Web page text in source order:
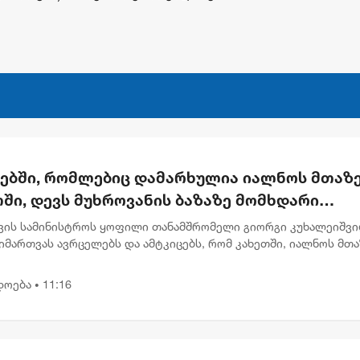
რომლებიც დამარხულია იალნოს
დევს მუხროვანის ბაზაზე მომხდარი
ვიდეოჩანაწერები, რომელიც
ახდის"
სამინისტროს ყოფილი თანამშრომელი გიორგი
ავრცელებს და ამტკიცებს, რომ კახეთში, იალნოს
• 11:16